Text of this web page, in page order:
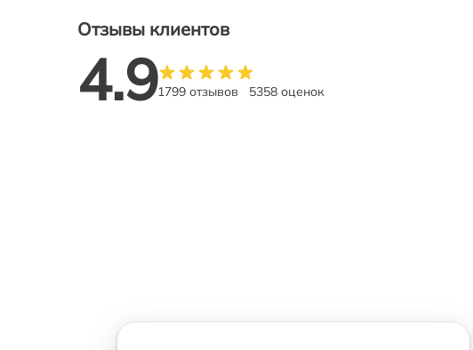
Отзывы клиентов
4.91799 отзывов 5358 оценок